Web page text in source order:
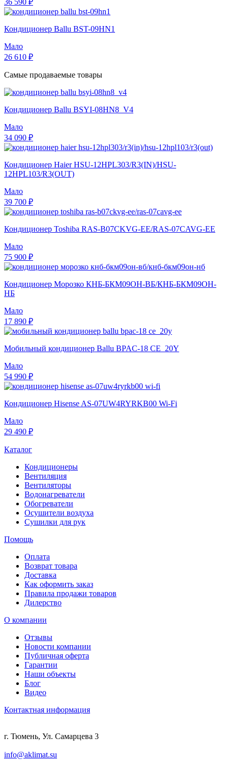
36 590 ₽
Кондиционер Ballu BST-09HN1
Мало
26 610 ₽
Самые продаваемые товары
Кондиционер Ballu BSYI-08HN8_V4
Мало
34 090 ₽
Кондиционер Haier HSU-12HPL303/R3(IN)/HSU-
12HPL103/R3(OUT)
Мало
39 700 ₽
Кондиционер Toshiba RAS-B07CKVG-EE/RAS-07CAVG-EE
Мало
75 900 ₽
Кондиционер Морозко КНБ-БКМ09ОН-ВБ/КНБ-БКМ09ОН-
НБ
Мало
17 890 ₽
Мобильный кондиционер Ballu BPAC-18 CE_20Y
Мало
54 990 ₽
Кондиционер Hisense AS-07UW4RYRKB00 Wi-Fi
Мало
29 490 ₽
Каталог
Кондиционеры
Вентиляция
Вентиляторы
Водонагреватели
Обогреватели
Осушители воздуха
Сушилки для рук
Помощь
Оплата
Возврат товара
Доставка
Как оформить заказ
Правила продажи товаров
Дилерство
О компании
Отзывы
Новости компании
Публичная оферта
Гарантии
Наши объекты
Блог
Видео
Контактная информация
г. Тюмень, Ул. Самарцева 3
info@aklimat.su